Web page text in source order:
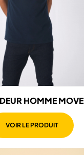
HOMME MOVE
VOIR LE PRODUIT